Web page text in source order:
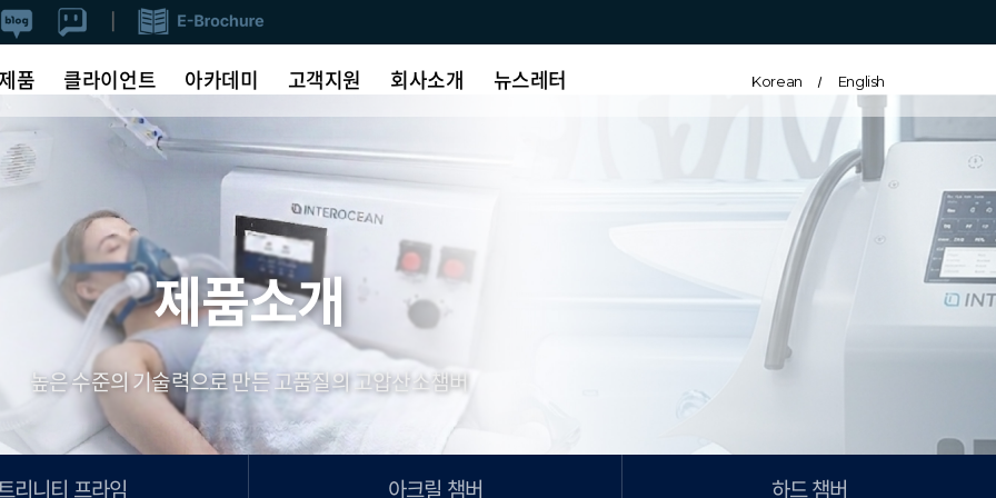
품 클라이언트 아카데미 고객지원 회사소개 뉴스레터 Korean English
제품소개
높은 수준의 기술력으로 만든 고품질의 고압산소챔버
리니티 프라임 아크릴 챔버 하드 챔버